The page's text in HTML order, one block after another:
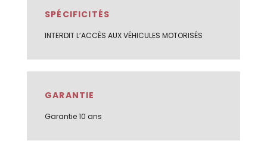
SPÉCIFICITÉS
INTERDIT L’ACCÈS AUX VÉHICULES MOTORISÉS
GARANTIE
Garantie 10 ans